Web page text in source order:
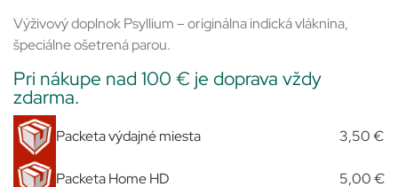
Výživový doplnok Psyllium – originálna indická vláknina,
špeciálne ošetrená parou.
Pri nákupe nad 100 € je doprava vždy
zdarma.
Packeta výdajné miesta 3,50 €
Packeta Home HD 5,00 €